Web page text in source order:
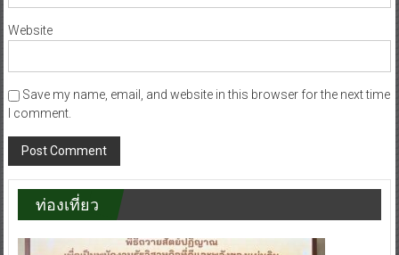
Website
Save my name, email, and website in this browser for the next time
I comment.
ท่องเที่ยว